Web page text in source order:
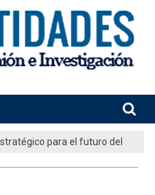
para el futuro del